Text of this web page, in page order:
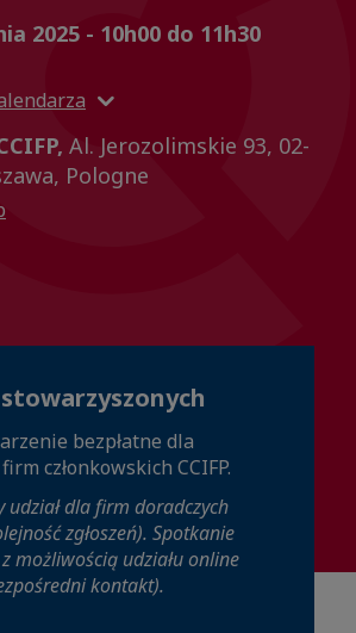
2025 - 10h00 do 11h30
Al. Jerozolimskie 93, 02-
Pologne
bezpłatne dla
członkowskich CCIFP.
udział dla firm doradczych
zgłoszeń). Spotkanie
możliwością udziału online
kontakt).